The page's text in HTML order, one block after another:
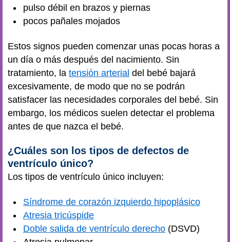
pulso débil en brazos y piernas
pocos pañales mojados
Estos signos pueden comenzar unas pocas horas a
un día o más después del nacimiento. Sin
tratamiento, la tensión arterial del bebé bajará
excesivamente, de modo que no se podrán
satisfacer las necesidades corporales del bebé. Sin
embargo, los médicos suelen detectar el problema
antes de que nazca el bebé.
¿Cuáles son los tipos de defectos de
ventrículo único?
Los tipos de ventrículo único incluyen:
Síndrome de corazón izquierdo hipoplásico
Atresia tricúspide
Doble salida de ventrículo derecho (DSVD)